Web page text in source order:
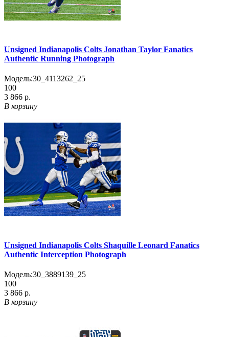
Unsigned Indianapolis Colts Jonathan Taylor Fanatics
Authentic Running Photograph
Модель:30_4113262_25
100
3 866 р.
В корзину
Unsigned Indianapolis Colts Shaquille Leonard Fanatics
Authentic Interception Photograph
Модель:30_3889139_25
100
3 866 р.
В корзину